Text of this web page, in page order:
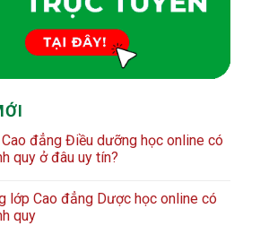
Cao đẳng Điều dưỡng học online có
quy ở đâu uy tín?
lớp Cao đẳng Dược học online có
quy